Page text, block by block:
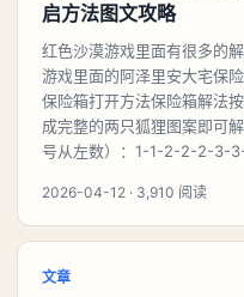
启方法图文攻略
红色沙漠游戏里面有很多的
游戏里面的阿泽里安大宅保
保险箱打开方法保险箱解法
成完整的两只狐狸图案即可
号从左数）：1-1-2-2-2-3-
2026-04-12 · 3,910 阅读
文章